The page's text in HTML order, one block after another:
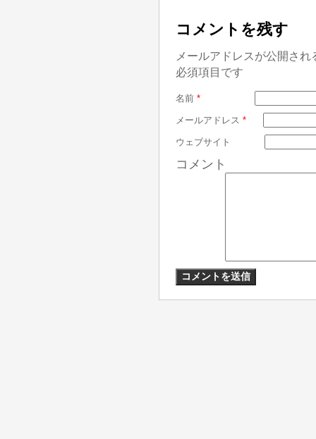
コメントを残す
メールアドレスが公開さ
必須項目です
名前 *
メールアドレス *
ウェブサイト
コメント